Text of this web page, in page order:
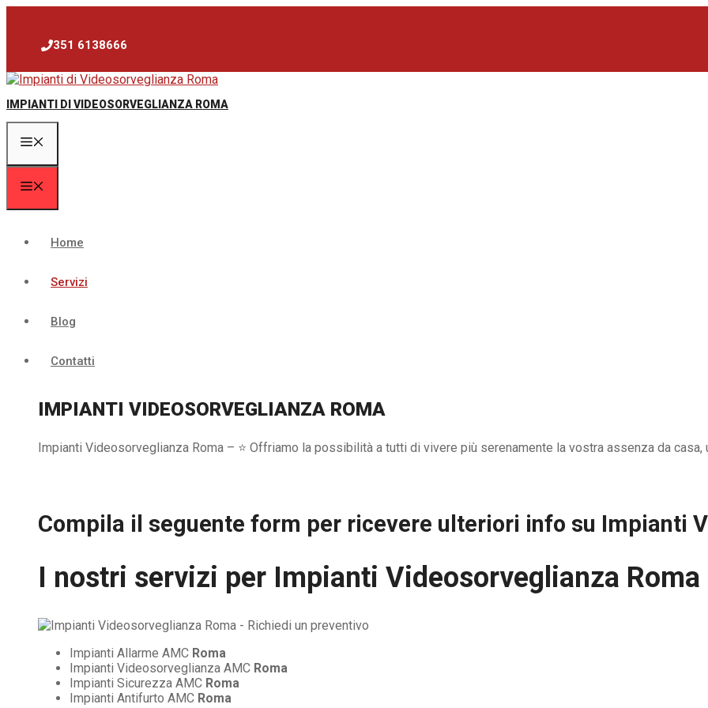
contenuto351 6138666
IMPIANTI DI VIDEOSORVEGLIANZA ROMA
Home
Servizi
Blog
Contatti
IMPIANTI VIDEOSORVEGLIANZA ROMA
Impianti Videosorveglianza Roma – ⭐ Offriamo la possibilità a tutti di vivere più serenamente la vostra assenza da casa,
Compila il seguente form per ricevere ulteriori info su Impianti
I nostri servizi per Impianti Videosorveglianza Roma
Impianti Allarme AMC Roma
Impianti Videosorveglianza AMC Roma
Impianti Sicurezza AMC Roma
Impianti Antifurto AMC Roma